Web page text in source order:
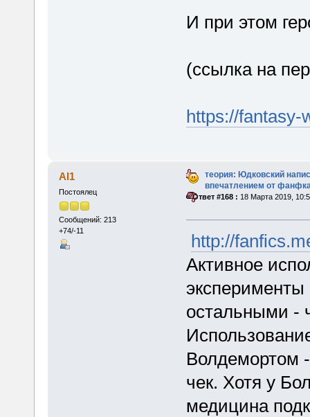
И при этом
(ссылка на
https://fantasy-
Al1
Постоялец
Сообщений: 213
+74/-11
теория: Юдковский
впечатлением от
«Ответ #168 : 18 Марта 2019,
http://
Активное
остальными -
Волдемортом
чек. Хотя у
медицина